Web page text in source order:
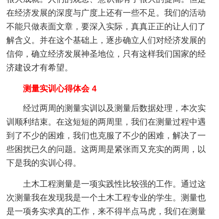
在经济发展的深度与广度上还有一些不足。我们的活动
不能只做表面文章，要深入实际，真真正正的让人们了
解含义。并在这个基础上，逐步确立人们对经济发展的
信仰，确立经济发展神圣地位，只有这样我们国家的经
济建设才有希望。
测量实训心得体会 4
经过两周的测量实训以及测量后数据处理，本次实
训顺利结束。在这短短的两周里，我们在测量过程中遇
到了不少的困难，我们也克服了不少的困难，解决了一
些困扰已久的问题。这两周是紧张而又充实的两周，以
下是我的实训心得。
土木工程测量是一项实践性比较强的工作。通过这
次测量我在发现我是一个土木工程专业的学生。测量也
是一项务实求真的工作，来不得半点马虎，我们在测量